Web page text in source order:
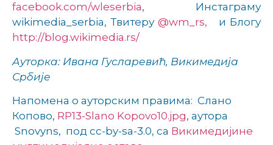
facebook.com/wleserbia, Инстаграму
wikimedia_serbia, Твитеру@wm_rs,
и Блогу
http://blog.wikimedia.rs/
Ауторкa: Ивана Гусларевић, Викимедија
Србије
Напомена о ауторским правима: Слано
Копово, RP13-Slano Kopovo10.jpg, аутора
Snovyns, под cc-by-sa-3.0, са Викимедијине